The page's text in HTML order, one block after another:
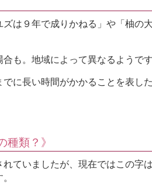
ズは９年で成りかねる」や「柚の
も。地域によって異なるようです
に長い時間がかかることを表した
種類？》
ていましたが、現在ではこの字